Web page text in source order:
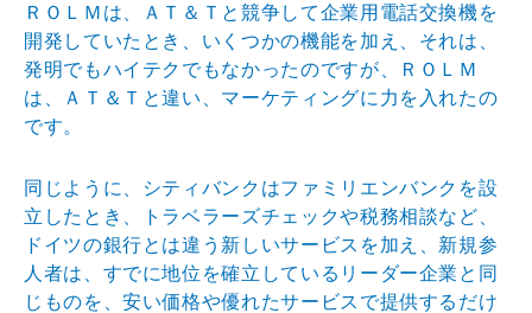
ＲＯＬＭは、ＡＴ＆Ｔと競争して企業用電話交換機を
開発していたとき、いくつかの機能を加え、それは、
発明でもハイテクでもなかったのですが、ＲＯＬＭ
は、ＡＴ＆Ｔと違い、マーケティングに力を入れたの
です。
同じように、シティバンクはファミリエンバンクを設
立したとき、トラベラーズチェックや税務相談など、
ドイツの銀行とは違う新しいサービスを加え、新規参
人者は、すでに地位を確立しているリーダー企業と同
じものを、安い価格や優れたサービスで提供するだけ